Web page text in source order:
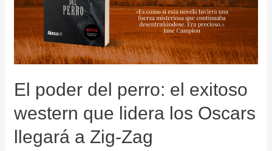
El poder del perro: el exitoso
western que lidera los Oscars
llegará a Zig-Zag